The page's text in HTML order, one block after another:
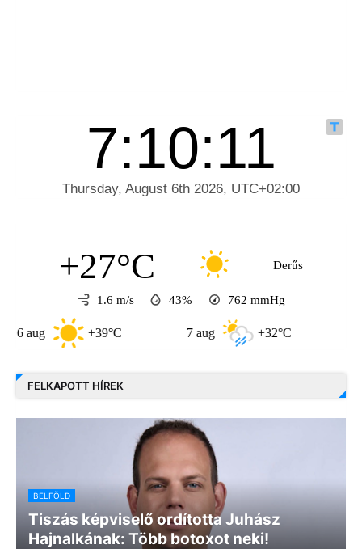
+27°C Derűs
1.6 m/s 43% 762 mmHg
+39°C +32°C
FELKAPOTT HÍREK
BELFÖLD
Tiszás képviselő ordította Juhász
Hajnalkának: Több botoxot neki!